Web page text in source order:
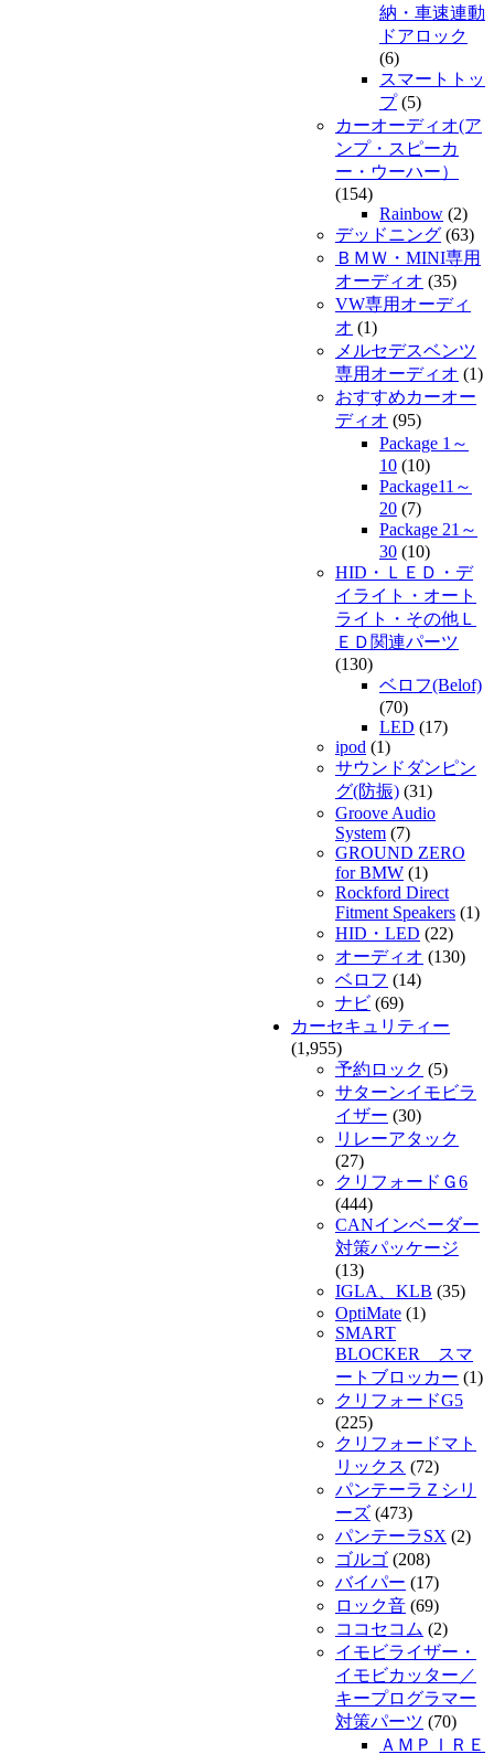
納・車速連動
ドアロック
(6)
スマートトッ
プ(5)
カーオーディオ(ア
ンプ・スピーカ
ー・ウーハー）
(154)
Rainbow (2)
デッドニング (63)
ＢＭＷ・MINI専用
オーディオ (35)
VW専用オーディ
オ (1)
メルセデスベンツ
専用オーディオ (1)
おすすめカーオー
ディオ (95)
Package 1～
10 (10)
Package11～
20 (7)
Package 21～
30 (10)
HID・ＬＥＤ・デ
イライト・オート
ライト・その他Ｌ
ＥＤ関連パーツ
(130)
ベロフ(Belof)
(70)
LED (17)
ipod (1)
サウンドダンピン
グ(防振) (31)
Groove Audio
System (7)
GROUND ZERO
for BMW (1)
Rockford Direct
Fitment Speakers (1)
HID・LED (22)
オーディオ (130)
ベロフ (14)
ナビ (69)
カーセキュリティー
(1,955)
予約ロック (5)
サターンイモビラ
イザー (30)
リレーアタック
(27)
クリフォードＧ6
(444)
CANインベーダー
対策パッケージ
(13)
IGLA、KLB (35)
OptiMate (1)
SMART
BLOCKER スマ
ートブロッカー (1)
クリフォードG5
(225)
クリフォードマト
リックス (72)
パンテーラＺシリ
ーズ (473)
パンテーラSX (2)
ゴルゴ (208)
バイパー (17)
ロック音 (69)
ココセコム (2)
イモビライザー・
イモビカッター／
キープログラマー
対策パーツ (70)
ＡＭＰＩＲＥ